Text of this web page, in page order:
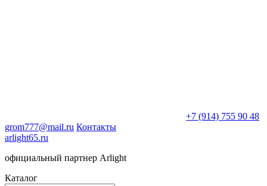
+7 (914) 755 90 48
grom777@mail.ru Контакты
arlight65.ru
официальный партнер Arlight
Каталог